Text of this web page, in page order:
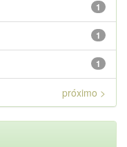
1
1
1
próximo >